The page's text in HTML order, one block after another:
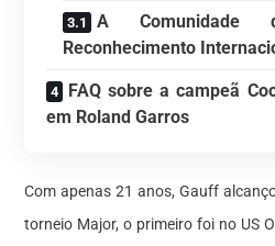
A
Reconhecimento
FAQ sobre a campeã
em Roland Garros
Com apenas 21 anos, Gauff
torneio Major, o primeiro foi no US